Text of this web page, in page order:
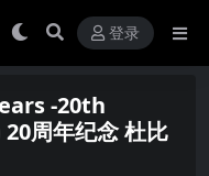
登录
-20th
周年纪念 杜比